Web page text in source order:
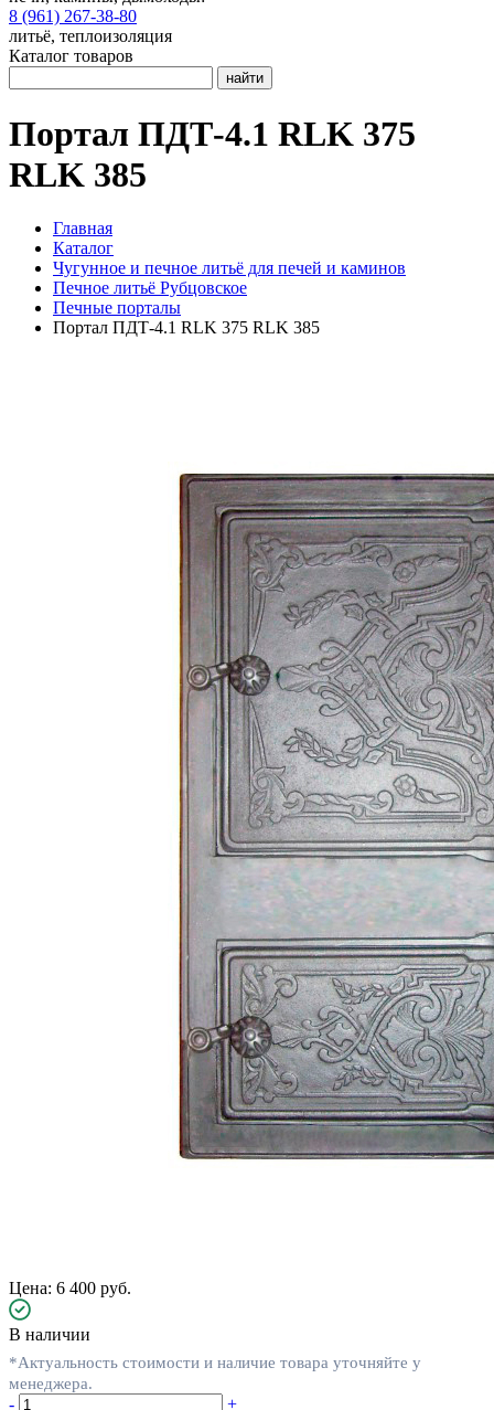
8 (961) 267-38-80
литьё, теплоизоляция
Каталог товаров
найти
Портал ПДТ-4.1 RLK 375
RLK 385
Главная
Каталог
Чугунное и печное литьё для печей и каминов
Печное литьё Рубцовское
Печные порталы
Портал ПДТ-4.1 RLK 375 RLK 385
Цена: 6 400 руб.
В наличии
*Актуальность стоимости и наличие товара уточняйте у
менеджера.
-
+